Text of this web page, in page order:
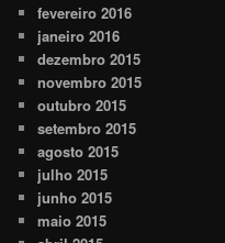
fevereiro 2016
janeiro 2016
dezembro 2015
novembro 2015
outubro 2015
setembro 2015
agosto 2015
julho 2015
junho 2015
maio 2015